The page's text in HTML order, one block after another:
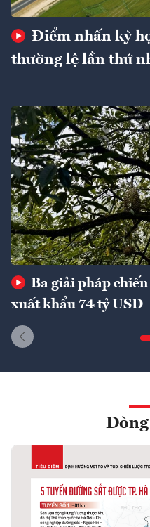
Điểm nhấn kỳ
thường lệ lần thứ
Ba giải pháp
xuất khẩu 74 tỷ USD